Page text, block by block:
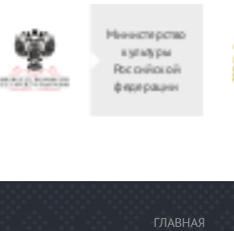
Министерство
культуры
Российской
федерации
ГЛАВНАЯ